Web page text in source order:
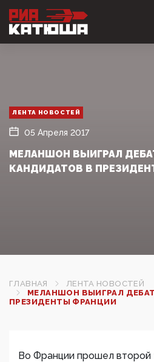
ЛЕНТА НОВОСТЕЙ
05 Апреля 2017
МЕЛАНШОН ВЫИГРАЛ
КАНДИДАТОВ В
ГЛАВНАЯ
ЛЕНТА НОВОСТЕЙ
МЕЛАНШОН ВЫИГРАЛ
ПРЕЗИДЕНТЫ ФРАНЦИИ‍
Во Франции прошел второй